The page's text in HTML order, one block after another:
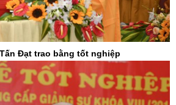
Đạt trao bằng tốt nghiệp